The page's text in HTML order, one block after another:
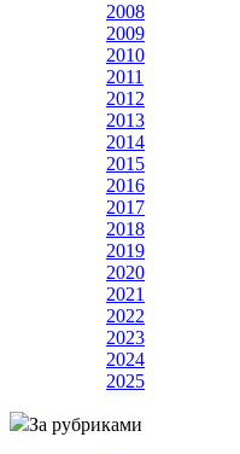
2008
2009
2010
2011
2012
2013
2014
2015
2016
2017
2018
2019
2020
2021
2022
2023
2024
2025
За рубриками